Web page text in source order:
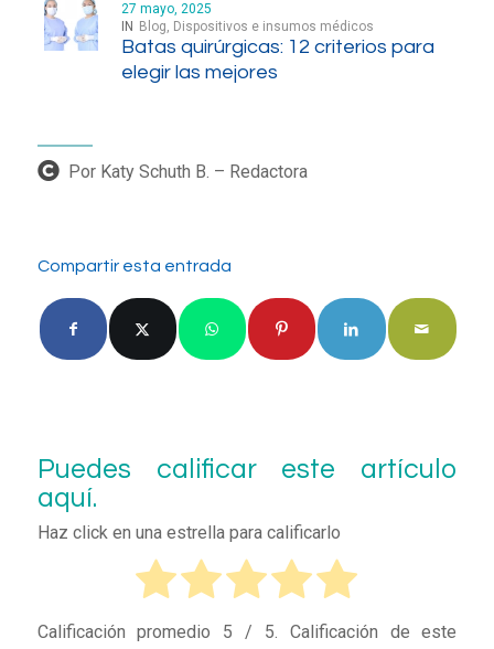
27 mayo, 2025
IN
Blog, Dispositivos e insumos médicos
Batas quirúrgicas: 12 criterios para
elegir las mejores
Por Katy Schuth B. – Redactora
Compartir esta entrada
Puedes calificar este artículo
aquí.
Haz click en una estrella para calificarlo
Calificación promedio 5 / 5. Calificación de este